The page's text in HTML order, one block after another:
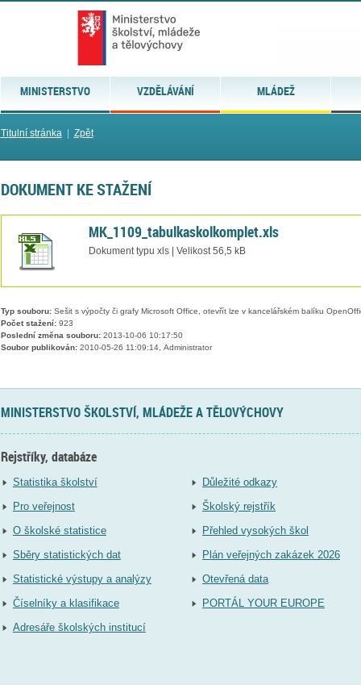
MINISTERSTVO VZDĚLÁVÁNÍ MLÁDEŽ
Titulní stránka| Zpět
DOKUMENT KE STAŽENÍ
MK_1109_tabulkaskolkomplet.xls
Dokument typu xls | Velikost 56,5 kB
Typ souboru:Sešit s výpočty či grafy Microsoft Office, otevřít lze v kancelářském balíku
Počet stažení:923
Poslední změna souboru:2013-10-06 10:17:50
Soubor publikován:2010-05-26 11:09:14, Administrator
MINISTERSTVO ŠKOLSTVÍ, MLÁDEŽE A TĚLOVÝCHOVY
Rejstříky, databáze
Statistika školství
Pro veřejnost
O školské statistice
Sběry statistických dat
Statistické výstupy a analýzy
Číselníky a klasifikace
Adresáře školských institucí
Důležité odkazy
Školský rejstřík
Přehled vysokých škol
Plán veřejných zakázek 2026
Otevřená data
PORTÁL YOUR EUROPE